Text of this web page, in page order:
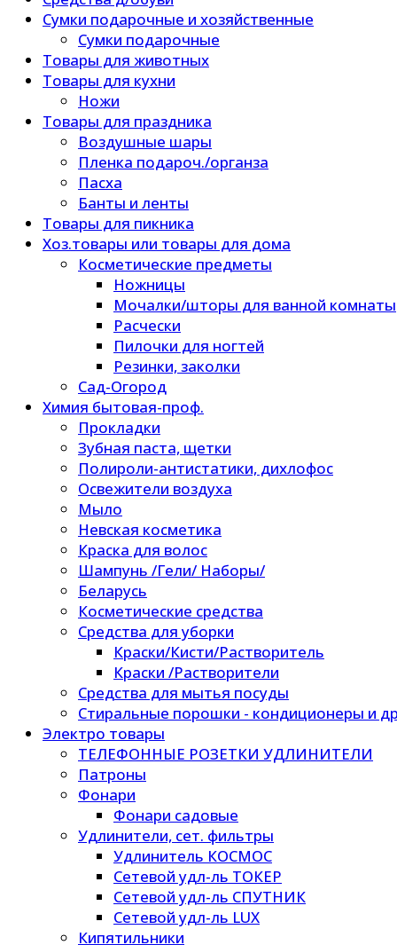
Сумки подарочные и хозяйственные
Сумки подарочные
Товары для животных
Товары для кухни
Ножи
Товары для праздника
Воздушные шары
Пленка подароч./органза
Пасха
Банты и ленты
Товары для пикника
Хоз.товары или товары для дома
Косметические предметы
Ножницы
Мочалки/шторы для ванной комнаты
Расчески
Пилочки для ногтей
Резинки, заколки
Сад-Огород
Химия бытовая-проф.
Прокладки
Зубная паста, щетки
Полироли-антистатики, дихлофос
Освежители воздуха
Мыло
Невская косметика
Краска для волос
Шампунь /Гели/ Наборы/
Беларусь
Косметические средства
Средства для уборки
Краски/Кисти/Растворитель
Краски /Растворители
Средства для мытья посуды
Стиральные порошки - кондиционеры и
Электро товары
ТЕЛЕФОННЫЕ РОЗЕТКИ УДЛИНИТЕЛИ
Патроны
Фонари
Фонари садовые
Удлинители, сет. фильтры
Удлинитель КОСМОС
Сетевой удл-ль ТОКЕР
Сетевой удл-ль СПУТНИК
Сетевой удл-ль LUX
Кипятильники